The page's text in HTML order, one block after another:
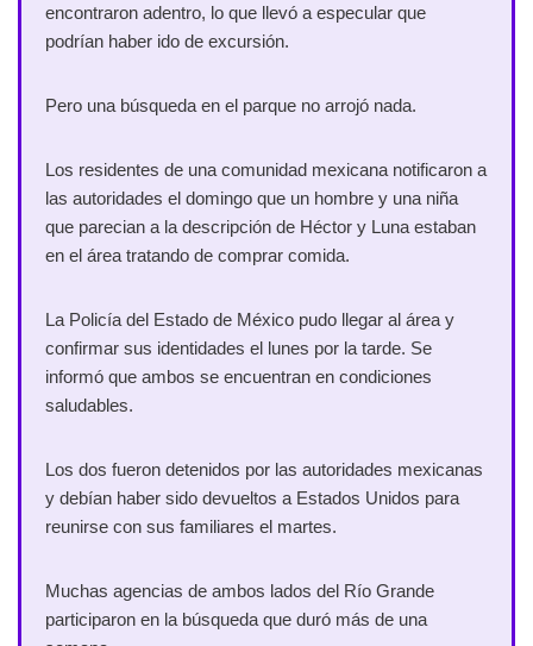
encontraron adentro, lo que llevó a especular que
podrían haber ido de excursión.
Pero una búsqueda en el parque no arrojó nada.
Los residentes de una comunidad mexicana notificaron a
las autoridades el domingo que un hombre y una niña
que parecian a la descripción de Héctor y Luna estaban
en el área tratando de comprar comida.
La Policía del Estado de México pudo llegar al área y
confirmar sus identidades el lunes por la tarde. Se
informó que ambos se encuentran en condiciones
saludables.
Los dos fueron detenidos por las autoridades mexicanas
y debían haber sido devueltos a Estados Unidos para
reunirse con sus familiares el martes.
Muchas agencias de ambos lados del Río Grande
participaron en la búsqueda que duró más de una